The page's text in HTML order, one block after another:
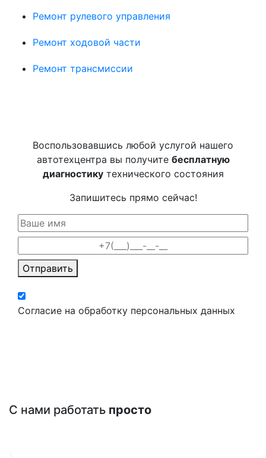
Ремонт рулевого управления
Ремонт ходовой части
Ремонт трансмиссии
Воспользовавшись любой услугой нашего
автотехцентра вы получите бесплатную
диагностикутехнического состояния
Запишитесь прямо сейчас!
Отправить
Согласие на обработку персональных данных
С нами работать просто